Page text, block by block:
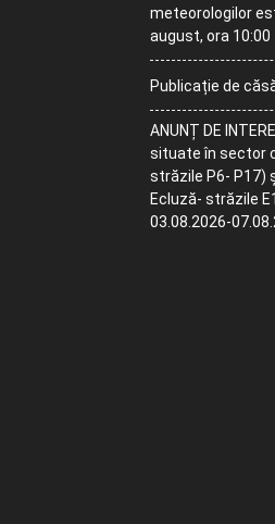
meteorologilor
august, ora 10:00
Publicație de
ANUNȚ DE
situate în sector
străzile P6- P17)
Ecluză- străzile
03.08.2026-